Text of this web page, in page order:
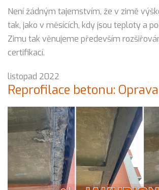
Není žádným tajemstvím, že v zimě
tak, jako v měsících, kdy jsou teploty a
Zimu tak věnujeme především
certifikací.
listopad 2022
Reprofilace betonu: